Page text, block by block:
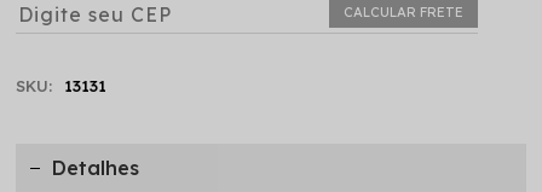
CALCULAR FRETE
SKU: 13131
Detalhes